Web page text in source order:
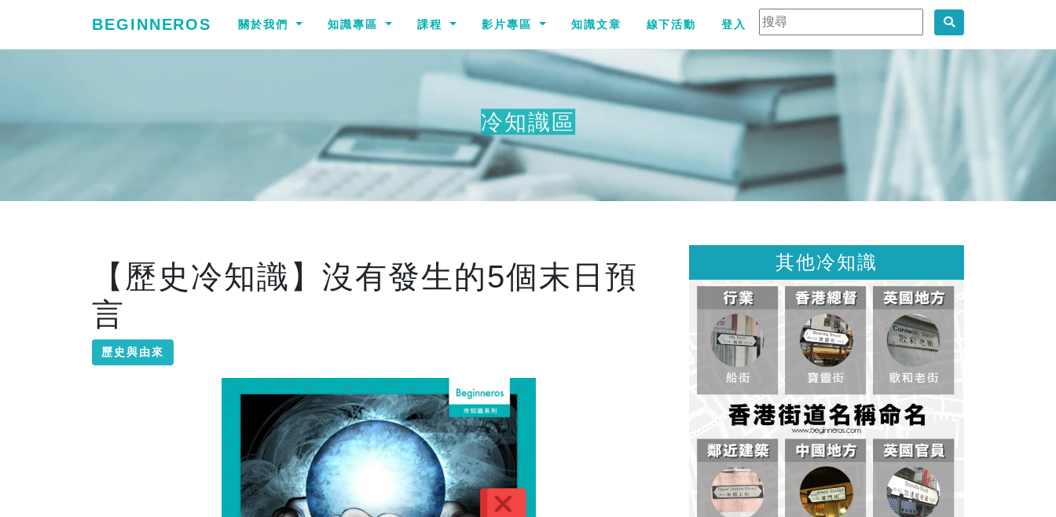
BEGINNEROS 關於我們 知識專區 課程 影片專區 知識文章 線下活動 登入
冷知識區
【歷史冷知識】沒有發生的5個末日預
言
歷史與由來
其他冷知識 其他冷知識